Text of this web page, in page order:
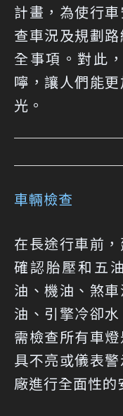
計畫，為使行
查車況及規劃
全事項。對此
嚀，讓人們能
光。
車輛檢查
在長途行車前
確認胎壓和五
油、機油、煞車
油、引擎冷卻
需檢查所有車
具不亮或儀表
廠進行全面性的